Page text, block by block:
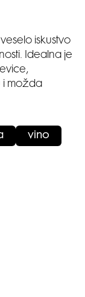
iskustvo
Idealna je
i možda
vino